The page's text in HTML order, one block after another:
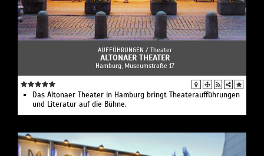
AUFFÜHRUNGEN / Theater
ALTONAER THEATER
Hamburg, Museumstraße 17
Das Altonaer Theater in Hamburg bringt Theateraufführungen
und Literatur auf die Bühne.